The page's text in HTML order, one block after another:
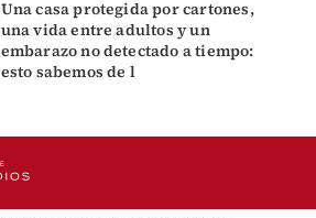
Una casa protegida por cartones,
una vida entre adultos y un
embarazo no detectado a tiempo:
esto sabemos de l